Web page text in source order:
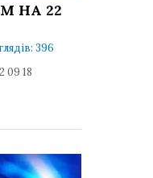
НА 22
396
18